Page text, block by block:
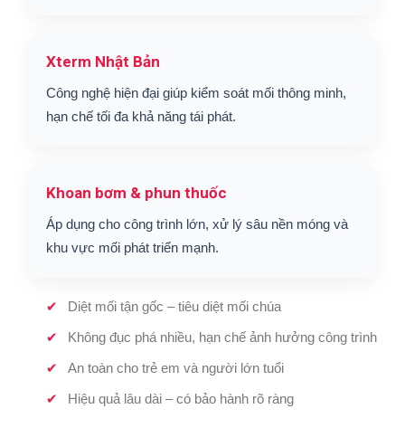
Xterm Nhật Bản
Công nghệ hiện đại giúp kiểm soát mối thông minh,
hạn chế tối đa khả năng tái phát.
Khoan bơm & phun thuốc
Áp dụng cho công trình lớn, xử lý sâu nền móng và
khu vực mối phát triển mạnh.
Diệt mối tận gốc – tiêu diệt mối chúa
Không đục phá nhiều, hạn chế ảnh hưởng công trình
An toàn cho trẻ em và người lớn tuổi
Hiệu quả lâu dài – có bảo hành rõ ràng